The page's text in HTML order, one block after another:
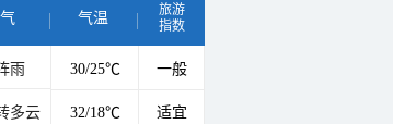
气温
旅游
指数
雨 30/25℃ 一般
多云 32/18℃ 适宜